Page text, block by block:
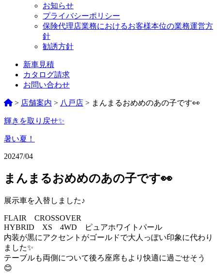
お知らせ
プライバシーポリシー
保険代理店業務におけるお客様本位の業務運営方
針
勧誘方針
新車見積
カタログ請求
お問い合わせ
> 店舗案内 > 八戸店 > まんまるおめめのあの子です👀
ペ
ー
ジ
ネ
ー
シ
ョ
ン
%title
輝きを取り戻せ✨
暑い夏！
20247/04
まんまるおめめのあの子です👀
展示車を入替しました♪
FLAIR CROSSOVER
HYBRID XS 4WD ピュアホワイトパール
内装が黒にアクセントがゴールドで大人っぽい印象に代わり
ました✨
テーブルも両側について後ろ座席もより快適に過ごせそう
😊